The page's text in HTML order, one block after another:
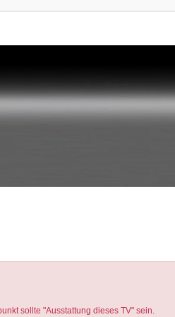
sollte "Ausstattung dieses TV" sein.